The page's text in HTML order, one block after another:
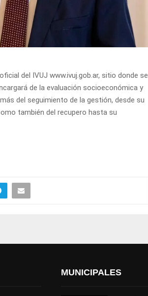
del IVUJ www.ivuj.gob.ar, sitio donde se
de la evaluación socioeconómica y
del seguimiento de la gestión, desde su
también del recupero hasta su
MUNICIPALES